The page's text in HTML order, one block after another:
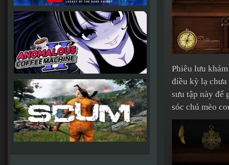
Phiêu lưu
điều kỳ lạ chưa
sưu tập này để
sóc chú mèo